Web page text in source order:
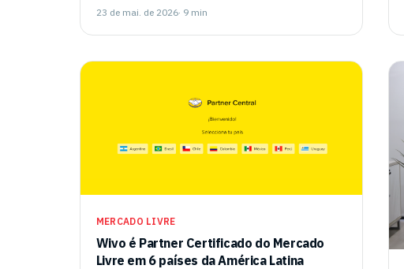
exemplos reais e simulador grátis.
23 de mai. de 2026· 9 min
MERCADO LIVRE
Wivo é Partner Certificado do Mercado
Livre em 6 países da América Latina